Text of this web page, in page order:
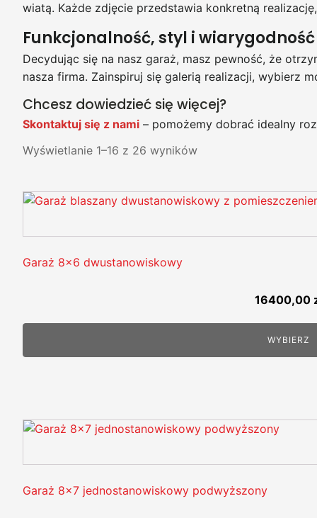
wiatą. Każde zdjęcie przedstawia konkretną
Funkcjonalność, styl i wiarygodność
Decydując się na nasz garaż, masz pewność, że
nasza firma. Zainspiruj się galerią realizacji, wybierz
Chcesz dowiedzieć się więcej?
Skontaktuj się z nami – pomożemy dobrać idealny
Wyświetlanie 1–16 z 26 wyników
Garaż 8x6 dwustanowiskowy
16400,00
WYBIERZ
Garaż 8x7 jednostanowiskowy podwyższony